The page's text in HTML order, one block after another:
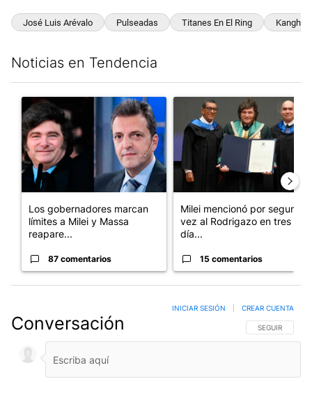
José Luis Arévalo Pulseadas Titanes En El Ring Kanghai
Noticias en Tendencia
Un artículo de tendencia con el título "Los gobernadores
Los gobernadores marcan
límites a Milei y Massa
reapare...
87 comentarios
Un artículo de tendencia
Milei mencionó por segunda
vez al Rodrigazo en tres
día...
15 comentarios
Conversación SIGA ESTA
SEGUIR
INICIAR SESIÓN CREAR CUENTA